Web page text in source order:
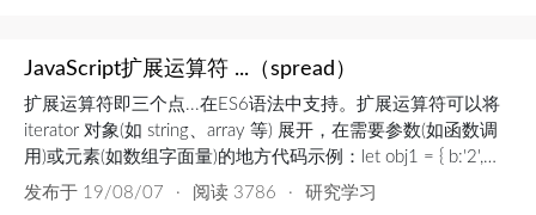
JavaScript扩展运算符 ...（spread）
扩展运算符即三个点...在ES6语法中支持。扩展运算符可以将
iterator 对象(如 string、array 等) 展开，在需要参数(如函数调
用)或元素(如数组字面量)的地方代码示例：let obj1 = { b:'2',
c:'3'}; let obj2 = { a:'1', ...obj1 }; // {a: "1", b: "2"...
发布于 19/08/07 · 阅读 3786 · 研究学习